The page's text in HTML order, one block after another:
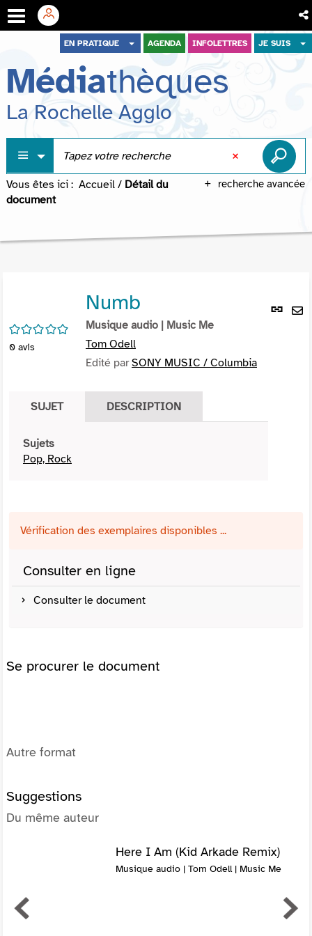
menu
contenu
recherche
EN PRATIQUE AGENDA INFOLETTRES JE SUIS
Médiathèques
La Rochelle Agglo
recherche avancée
Vous êtes ici : Accueil / Détail du
document
Lien
/5
0 avis
Numb
Musique audio | Music Me
Tom Odell
Edité parSONY MUSIC / Columbia
SUJET DESCRIPTION
Sujets
Pop, Rock
Vérification des exemplaires disponibles ...
Consulter en ligne
Consulter le document
Se procurer le document
Autre format
Suggestions
Du même auteur
Here I Am (Kid Arkade Remix)
Musique audio | Tom Odell | Music Me